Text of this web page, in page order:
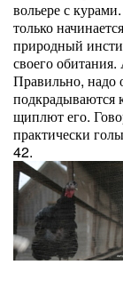
вольере с
только
природный
своего
Правильно,
подкрадываются
щиплют его.
практически
42.